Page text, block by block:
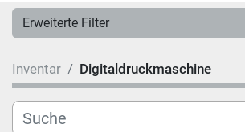
Erweiterte Filter
Hersteller
Kategorie
Inventar Digitaldruckmaschine